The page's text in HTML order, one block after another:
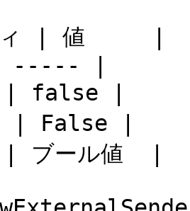
ィ | 値     |
----- |
| false |
| False |
ブール値  |